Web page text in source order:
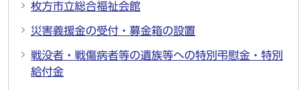
枚方市立総合福祉会館
災害義援金の受付・募金箱の設置
戦没者・戦傷病者等の遺族等への特別弔慰金・特別
給付金